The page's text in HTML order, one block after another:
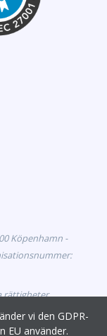
Köpenhamn -
rättigheter
om
godkända för
vi den GDPR-
EU använder.